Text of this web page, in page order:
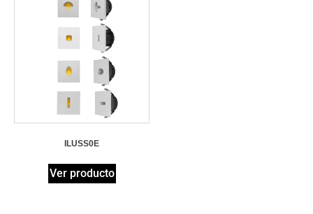
ILUSS0E
Ver producto